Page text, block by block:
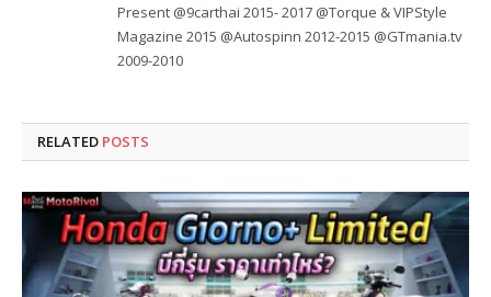
Present @9carthai 2015- 2017 @Torque & VIPStyle
Magazine 2015 @Autospinn 2012-2015 @GTmania.tv
2009-2010
RELATED POSTS